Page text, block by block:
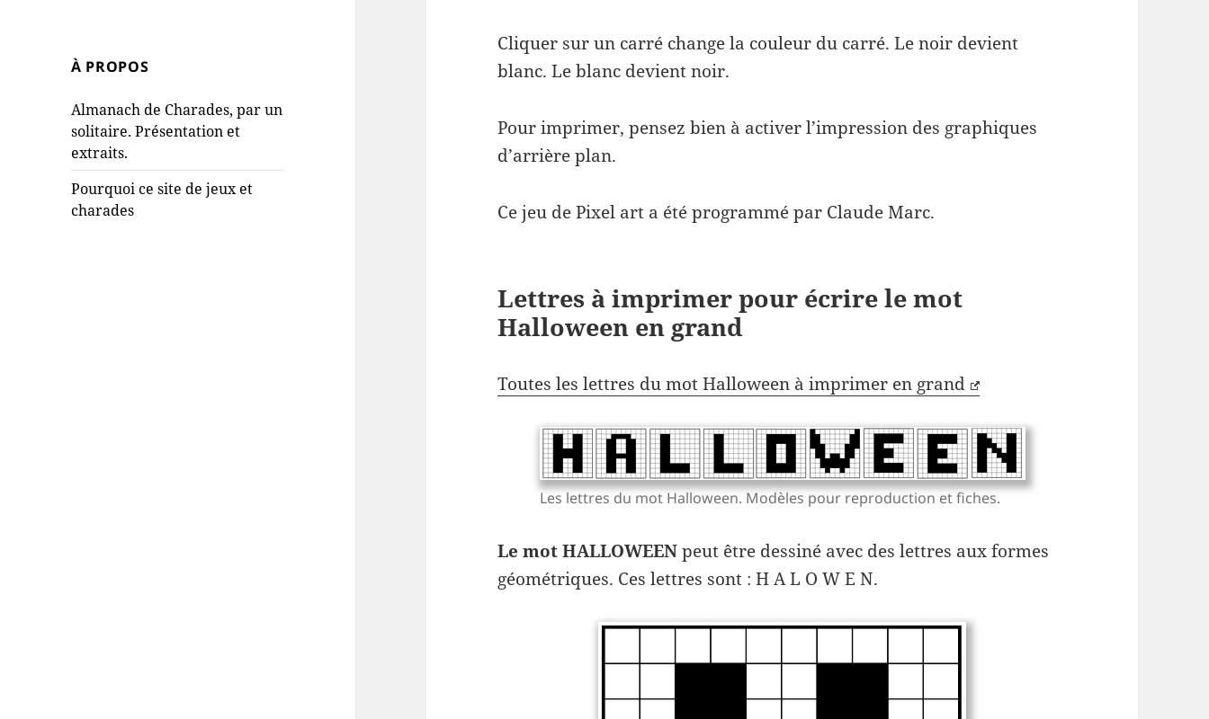
À PROPOS
Almanach de Charades, par un
solitaire. Présentation et
extraits.
Pourquoi ce site de jeux et
charades
Cliquer sur un carré change la couleur du carré. Le noir devient
blanc. Le blanc devient noir.
Pour imprimer, pensez bien à activer l’impression des graphiques
d’arrière plan.
Ce jeu de Pixel art a été programmé par Claude Marc.
Lettres à imprimer pour écrire le mot
Halloween en grand
Toutes les lettres du mot Halloween à imprimer en grand
Les lettres du mot Halloween. Modèles pour reproduction et fiches.
Le mot HALLOWEENpeut être dessiné avec des lettres aux formes
géométriques. Ces lettres sont : H A L O W E N.